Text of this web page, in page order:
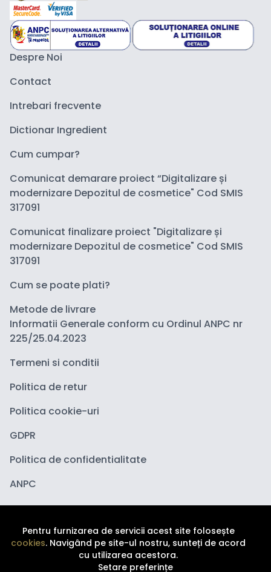
Despre Noi
Contact
Intrebari frecvente
Dictionar Ingredient
Cum cumpar?
Comunicat demarare proiect “Digitalizare și
modernizare Depozitul de cosmetice" Cod SMIS
317091
Comunicat finalizare proiect "Digitalizare și
modernizare Depozitul de cosmetice" Cod SMIS
317091
Cum se poate plati?
Metode de livrare
Informatii Generale conform cu Ordinul ANPC nr
225/25.04.2023
Termeni si conditii
Politica de retur
Politica cookie-uri
GDPR
Politica de confidentialitate
ANPC
Pentru furnizarea de servicii acest site folosește
cookies. Navigând pe site-ul nostru, sunteți de acord
cu utilizarea acestora.
Setare preferințe